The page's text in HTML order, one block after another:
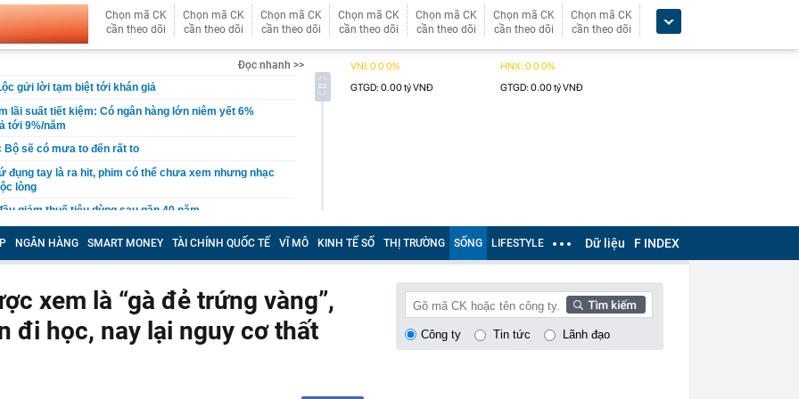
Chọn mã CK
cần theo dõi
Chọn mã CK
cần theo dõi
Chọn mã CK
cần theo dõi
Chọn mã CK
cần theo dõi
Chọn mã CK
cần theo dõi
Chọn mã CK
cần theo dõi
Chọn mã CK
cần theo dõi
Đọc nhanh >>
gửi lời tạm biệt tới khán giả
lãi suất tiết kiệm: Có ngân hàng lớn niêm yết 6%
tới 9%/năm
Bộ sẽ có mưa to đến rất to
đụng tay là ra hit, phim có thể chưa xem nhưng nhạc
lòng
giảm thuế tiêu dùng sau gần 40 năm
Khi nào "xem nhẹ", khi nào cần gọi kỹ sư - Thợ lâu
gia chủ nên để ý
đình không còn đặt bồn rửa trong phòng tắm? Hóa ra
đang được ưa chuộng
kịp thời xử lý 1 đối tượng tại sân bay Nội Bài, phạt
NGÂN HÀNG SMART MONEY TÀI CHÍNH QUỐC TẾ VĨ MÔ KINH TẾ SỐ THỊ TRƯỜNG SỐNG LIFESTYLE Dữ liệu F INDEX
xem là “gà đẻ trứng vàng”,
đi học, nay lại nguy cơ thất
Công ty Tin tức Lãnh đạo